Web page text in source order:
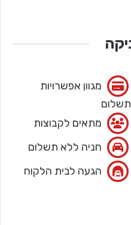
מגוון אפשרויות
תשלום
מתאים לקבוצות
חניה ללא תשלום
הגעה לבית הלקוח